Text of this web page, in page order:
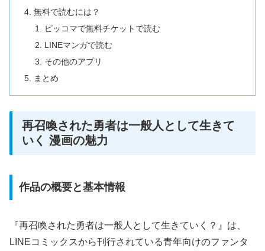
無料で読むには？
ピッコマで無料チケットで読む
LINEマンガで読む
その他のアプリ
まとめ
再召喚された勇者は一般人として生きて
いく 漫画の魅力
作品の概要と基本情報
『再召喚された勇者は一般人として生きていく？』は、
LINEコミックスから刊行されている青年向けのファンタ